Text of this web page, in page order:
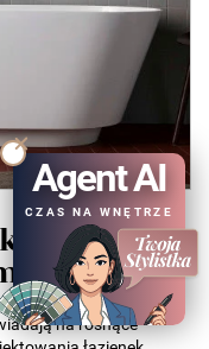
na rosnące
Agent AI
CZAS NA WNĘTRZE